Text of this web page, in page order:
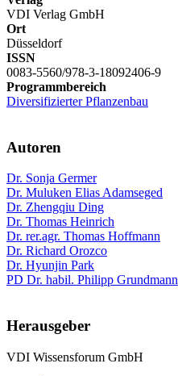
VDI Verlag GmbH
Ort
Düsseldorf
ISSN
0083-5560/978-3-18092406-9
Programmbereich
Diversifizierter Pflanzenbau
Autoren
Dr. Sonja Germer
Dr. Muluken Elias Adamseged
Dr. Zhengqiu Ding
Dr. Thomas Heinrich
Dr. rer.agr. Thomas Hoffmann
Dr. Richard Orozco
Dr. Hyunjin Park
PD Dr. habil. Philipp Grundmann
Herausgeber
VDI Wissensforum GmbH